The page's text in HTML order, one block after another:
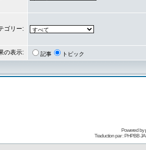
ゴリー:
の表示: 記事 トピック
Powered by
Traduction par : PHPBB